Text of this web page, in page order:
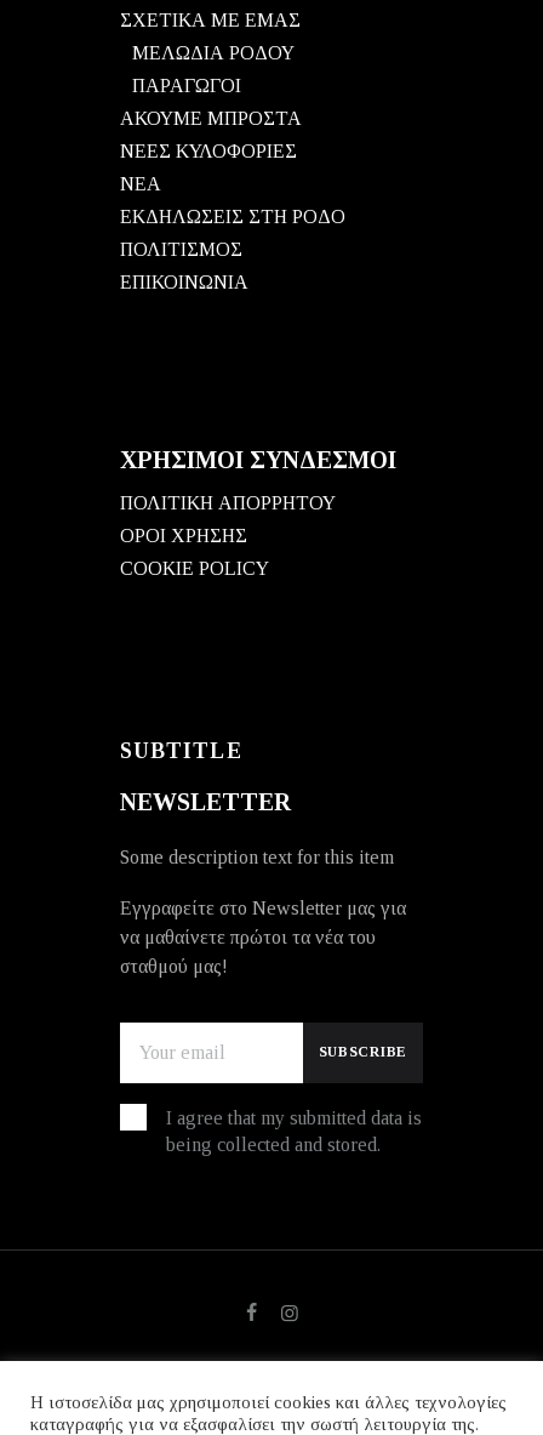
ΣΧΕΤΙΚΑ ΜΕ ΕΜΑΣ
ΜΕΛΩΔΙΑ ΡΟΔΟΥ
ΠΑΡΑΓΩΓΟΙ
ΑΚΟΥΜΕ ΜΠΡΟΣΤΑ
ΝΕΕΣ ΚΥΛΟΦΟΡΙΕΣ
ΝΕΑ
ΕΚΔΗΛΩΣΕΙΣ ΣΤΗ ΡΟΔΟ
ΠΟΛΙΤΙΣΜΟΣ
ΕΠΙΚΟΙΝΩΝΙΑ
ΧΡΗΣΙΜΟΙ ΣΥΝΔΕΣΜΟΙ
ΠΟΛΙΤΙΚΗ ΑΠΟΡΡΗΤΟΥ
ΟΡΟΙ ΧΡΗΣΗΣ
COOKIE POLICY
SUBTITLE
NEWSLETTER
Some description text for this item
Εγγραφείτε στο Newsletter μας για
να μαθαίνετε πρώτοι τα νέα του
σταθμού μας!
I agree that my submitted data is
being collected and stored.
© copyright 2026. All Rights Reserved.
Η ιστοσελίδα μας χρησιμοποιεί cookies και άλλες τεχνολογίες
καταγραφής για να εξασφαλίσει την σωστή λειτουργία της.